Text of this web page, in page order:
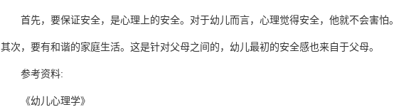
首先，要保证安全，是心理上的安全。对于幼儿而言，心理觉得安全，他就不会害怕。
其次，要有和谐的家庭生活。这是针对父母之间的，幼儿最初的安全感也来自于父母。
参考资料:
《幼儿心理学》